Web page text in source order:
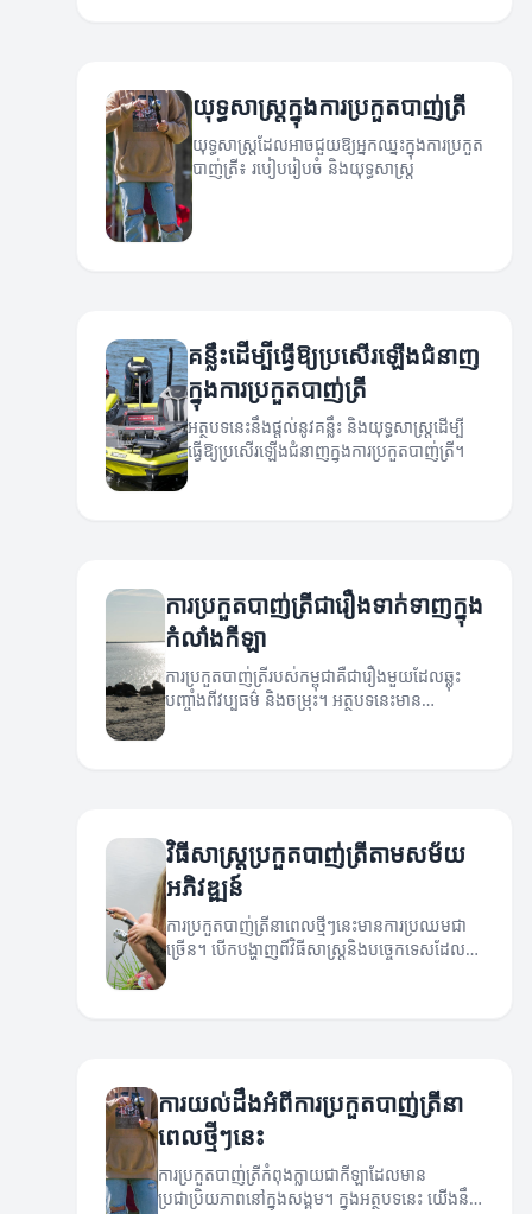
យុទ្ធសាស្ត្រក្នុងការប្រកួតបាញ់ត្រី
យុទ្ធសាស្ត្រដែលអាចជួយឱ្យអ្នកឈ្នះក្នុងការប្រកួត
បាញ់ត្រី៖ របៀបរៀបចំ និងយុទ្ធសាស្ត្រ
គន្លឹះដើម្បីធ្វើឱ្យប្រសើរឡើងជំនាញ
ក្នុងការប្រកួតបាញ់ត្រី
អត្ថបទនេះនឹងផ្តល់នូវគន្លឹះ និងយុទ្ធសាស្ត្រដើម្បី
ធ្វើឱ្យប្រសើរឡើងជំនាញក្នុងការប្រកួតបាញ់ត្រី។
ការប្រកួតបាញ់ត្រីជារឿងទាក់ទាញក្នុង
កំលាំងកីឡា
ការប្រកួតបាញ់ត្រីរបស់កម្ពុជាគឺជារឿងមួយដែលឆ្លុះ
បញ្ចាំងពីវប្បធម៌ និងចម្រុះ។ អត្ថបទនេះមាន
វិធីសាស្ត្រប្រកួតបាញ់ត្រីតាមសម័យ
អភិវឌ្ឍន៍
ការប្រកួតបាញ់ត្រីនាពេលថ្មីៗនេះមានការប្រឈមជា
ច្រើន។ បើកបង្ហាញពីវិធីសាស្ត្រនិងបច្ចេកទេសដែល
អាចជួយឲ្យអ្នកឈ្នះក្នុងការប្រកួត។
ការយល់ដឹងអំពីការប្រកួតបាញ់ត្រីនា
ពេលថ្មីៗនេះ
ការប្រកួតបាញ់ត្រីកំពុងក្លាយជាកីឡាដែលមាន
ប្រជាប្រិយភាពនៅក្នុងសង្គម។ ក្នុងអត្ថបទនេះ យើងនឹង